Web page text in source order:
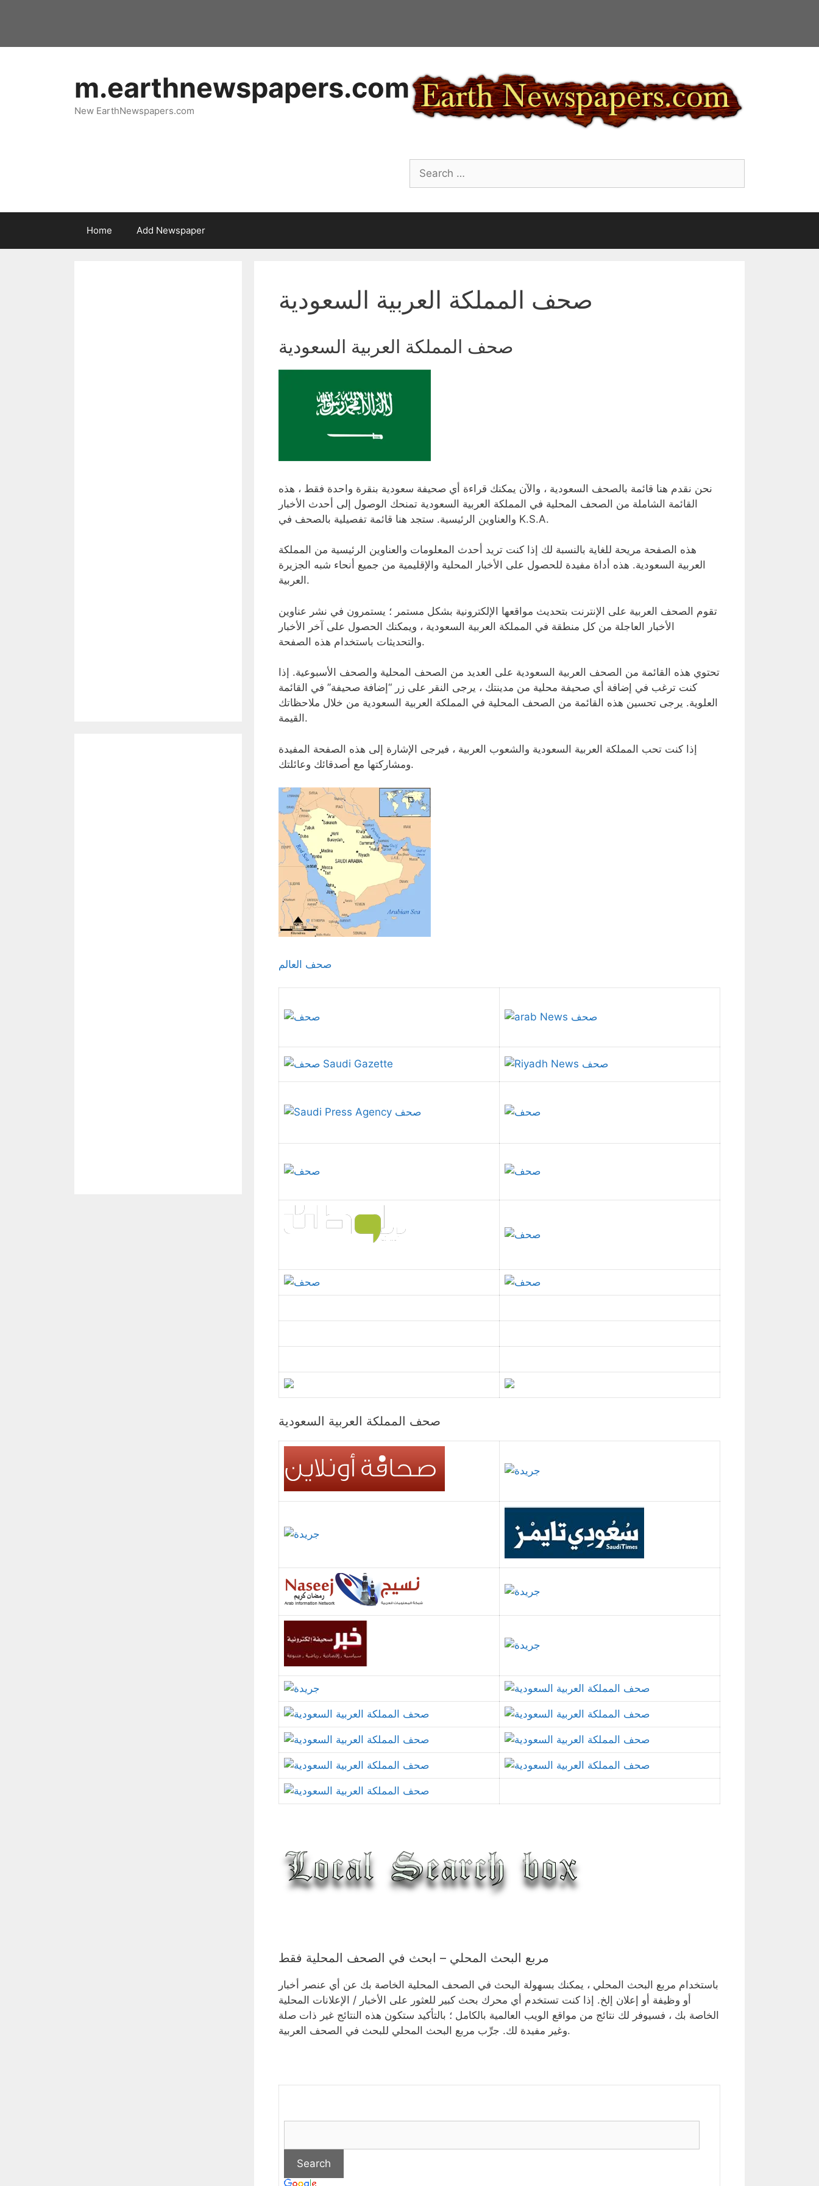
Search
for:
m.earthnewspapers.com
New EarthNewspapers.com
Home Add Newspaper
صحف المملكة العربية السعودية
صحف المملكة العربية السعودية
نحن نقدم هنا قائمة بالصحف السعودية ، والآن يمكنك قراءة أي صحيفة سعودية بنقرة واحدة فقط ، هذه
القائمة الشاملة من الصحف المحلية في المملكة العربية السعودية تمنحك الوصول إلى أحدث الأخبار
والعناوين الرئيسية. ستجد هنا قائمة تفصيلية بالصحف في K.S.A.
هذه الصفحة مريحة للغاية بالنسبة لك إذا كنت تريد أحدث المعلومات والعناوين الرئيسية من المملكة
العربية السعودية. هذه أداة مفيدة للحصول على الأخبار المحلية والإقليمية من جميع أنحاء شبه الجزيرة
العربية.
تقوم الصحف العربية على الإنترنت بتحديث مواقعها الإلكترونية بشكل مستمر ؛ يستمرون في نشر عناوين
الأخبار العاجلة من كل منطقة في المملكة العربية السعودية ، ويمكنك الحصول على آخر الأخبار
والتحديثات باستخدام هذه الصفحة.
تحتوي هذه القائمة من الصحف العربية السعودية على العديد من الصحف المحلية والصحف الأسبوعية. إذا
كنت ترغب في إضافة أي صحيفة محلية من مدينتك ، يرجى النقر على زر “إضافة صحيفة” في القائمة
العلوية. يرجى تحسين هذه القائمة من الصحف المحلية في المملكة العربية السعودية من خلال ملاحظاتك
القيمة.
إذا كنت تحب المملكة العربية السعودية والشعوب العربية ، فيرجى الإشارة إلى هذه الصفحة المفيدة
ومشاركتها مع أصدقائك وعائلتك.
صحف العالم
صحف المملكة العربية السعودية
مربع البحث المحلي – ابحث في الصحف المحلية فقط
باستخدام مربع البحث المحلي ، يمكنك بسهولة البحث في الصحف المحلية الخاصة بك عن أي عنصر أخبار
أو وظيفة أو إعلان إلخ. إذا كنت تستخدم أي محرك بحث كبير للعثور على الأخبار / الإعلانات المحلية
الخاصة بك ، فسيوفر لك نتائج من مواقع الويب العالمية بالكامل ؛ بالتأكيد ستكون هذه النتائج غير ذات صلة
وغير مفيدة لك. جرِّب مربع البحث المحلي للبحث في الصحف العربية.